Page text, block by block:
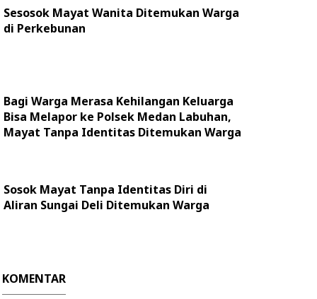
Sesosok Mayat Wanita Ditemukan Warga
di Perkebunan
Bagi Warga Merasa Kehilangan Keluarga
Bisa Melapor ke Polsek Medan Labuhan,
Mayat Tanpa Identitas Ditemukan Warga
Sosok Mayat Tanpa Identitas Diri di
Aliran Sungai Deli Ditemukan Warga
KOMENTAR